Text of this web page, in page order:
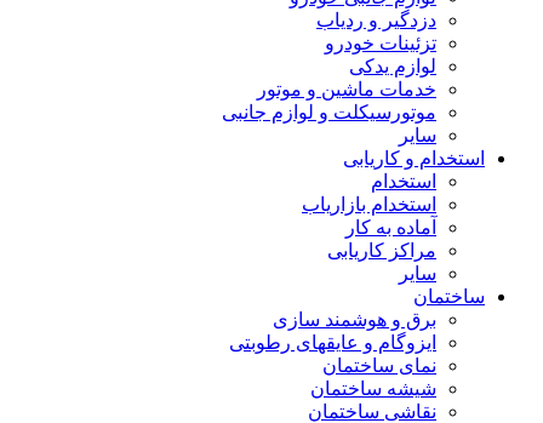
دزدگیر و ردیاب
تزئینات خودرو
لوازم یدکی
خدمات ماشین و موتور
موتورسیکلت و لوازم جانبی
سایر
استخدام و کاریابی
استخدام
استخدام بازاریاب
آماده به کار
مراکز کاریابی
سایر
ساختمان
برق و هوشمند سازی
ایزوگام و عایقهای رطوبتی
نمای ساختمان
شیشه ساختمان
نقاشی ساختمان